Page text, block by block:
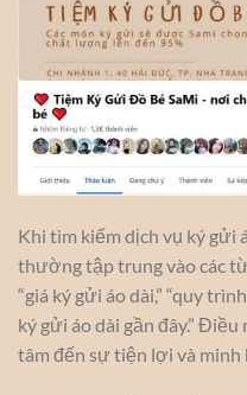
Khi tìm kiếm dịch vụ ký gửi
thường tập trung vào các
“giá ký gửi áo dài,” “quy
ký gửi áo dài gần đây.”
tâm đến sự tiện lợi và minh